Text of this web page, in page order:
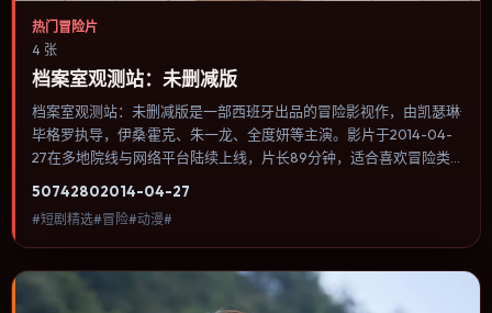
热门冒险片
4 张
档案室观测站：未删减版
档案室观测站：未删减版是一部西班牙出品的冒险影视作，由凯瑟琳·
毕格罗执导，伊桑·霍克、朱一龙、全度妍等主演。影片于2014-04-
27在多地院线与网络平台陆续上线，片长89分钟，适合喜欢冒险类
情节推进，节奏与视听语言统一，可作为休闲观影或类型片补片的选
择。
50742802014-04-27
#短剧精选#冒险#动漫#